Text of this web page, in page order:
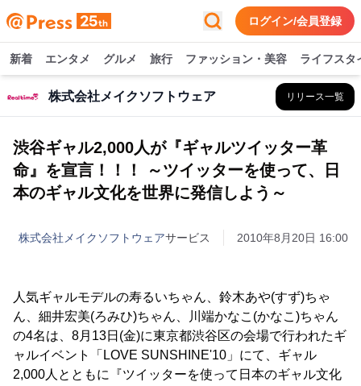
ログイン/会員登録
新着 エンタメ グルメ 旅行 ファッション・美容 ライフスタ
株式会社メイクソフトウェア リリース一覧
渋谷ギャル2,000人が『ギャルツイッター革
命』を宣言！！！ ～ツイッターを使って、日
本のギャル文化を世界に発信しよう～
株式会社メイクソフトウェアサービス 2010年8月20日 16:00
人気ギャルモデルの寿るいちゃん、鈴木あや(すず)ちゃ
ん、細井宏美(ろみひ)ちゃん、川端かなこ(かなこ)ちゃん
の4名は、8月13日(金)に東京都渋谷区の会場で行われたギ
ャルイベント「LOVE SUNSHINE'10」にて、ギャル
2,000人とともに『ツイッターを使って日本のギャル文化